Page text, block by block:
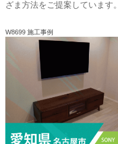
ざま方法をご提案しています。
W8699 施工事例